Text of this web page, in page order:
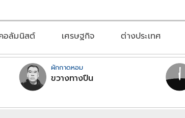
อลัมนิสต์ เศรษฐกิจ ต่างประเทศ
ผักกาดหอม
ขวางทางปืน